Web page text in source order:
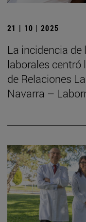
21 | 10 | 2025
La incidencia de
laborales centró
de Relaciones
Navarra –